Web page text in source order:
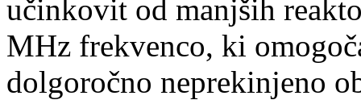
učinkovit od manjših
MHz frekvenco, ki
dolgoročno neprekinjeno